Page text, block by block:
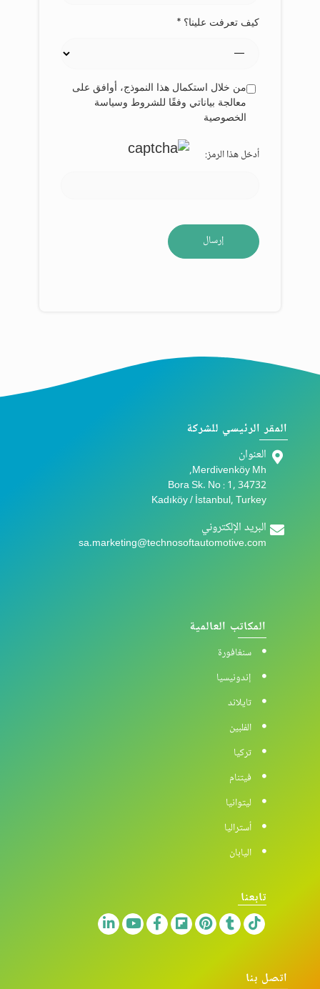
كيف تعرفت علينا؟ *
من خلال استكمال هذا النموذج، أوافق على
معالجة بياناتي وفقًا للشروط وسياسة
الخصوصية
أدخل هذا الرمز:
المقر الرئيسي للشركة
العنوان
Merdivenköy Mh,
Bora Sk. No : 1, 34732
Kadıköy / İstanbul, Turkey
البريد الإلكتروني
sa.marketing@technosoftautomotive.com
المكاتب العالمية
سنغافورة
إندونيسيا
تايلاند
الفلبين
تركيا
فيتنام
ليتوانيا
أستراليا
اليابان
تابعنا
اتصل بنا